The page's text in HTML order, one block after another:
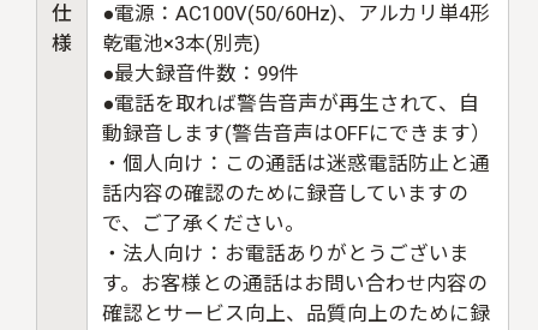
仕
様
●電源：AC100V(50/60Hz)、アルカリ単4形
乾電池×3本(別売)
●最大録音件数：99件
●電話を取れば警告音声が再生されて、自
動録音します(警告音声はOFFにできます）
・個人向け：この通話は迷惑電話防止と通
話内容の確認のために録音していますの
で、ご了承ください。
・法人向け：お電話ありがとうございま
す。お客様との通話はお問い合わせ内容の
確認とサービス向上、品質向上のために録